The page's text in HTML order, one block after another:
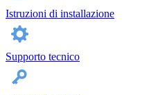
Istruzioni di installazione
Supporto tecnico